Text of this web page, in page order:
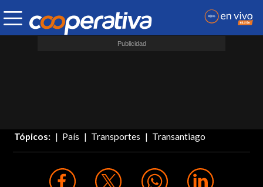
Tópicos: País Transportes Transantiago